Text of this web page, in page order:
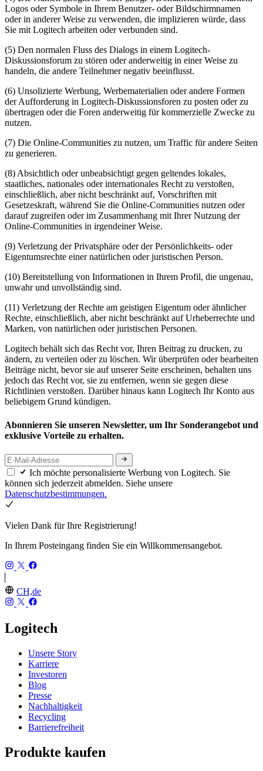
Logos oder Symbole in Ihrem Benutzer- oder Bildschirmnamen
oder in anderer Weise zu verwenden, die implizieren würde, dass
Sie mit Logitech arbeiten oder verbunden sind.
(5) Den normalen Fluss des Dialogs in einem Logitech-
Diskussionsforum zu stören oder anderweitig in einer Weise zu
handeln, die andere Teilnehmer negativ beeinflusst.
(6) Unsolizierte Werbung, Werbematerialien oder andere Formen
der Aufforderung in Logitech-Diskussionsforen zu posten oder zu
übertragen oder die Foren anderweitig für kommerzielle Zwecke zu
nutzen.
(7) Die Online-Communities zu nutzen, um Traffic für andere Seiten
zu generieren.
(8) Absichtlich oder unbeabsichtigt gegen geltendes lokales,
staatliches, nationales oder internationales Recht zu verstoßen,
einschließlich, aber nicht beschränkt auf, Vorschriften mit
Gesetzeskraft, während Sie die Online-Communities nutzen oder
darauf zugreifen oder im Zusammenhang mit Ihrer Nutzung der
Online-Communities in irgendeiner Weise.
(9) Verletzung der Privatsphäre oder der Persönlichkeits- oder
Eigentumsrechte einer natürlichen oder juristischen Person.
(10) Bereitstellung von Informationen in Ihrem Profil, die ungenau,
unwahr und unvollständig sind.
(11) Verletzung der Rechte am geistigen Eigentum oder ähnlicher
Rechte, einschließlich, aber nicht beschränkt auf Urheberrechte und
Marken, von natürlichen oder juristischen Personen.
Logitech behält sich das Recht vor, Ihren Beitrag zu drucken, zu
ändern, zu verteilen oder zu löschen. Wir überprüfen oder bearbeiten
Beiträge nicht, bevor sie auf unserer Seite erscheinen, behalten uns
jedoch das Recht vor, sie zu entfernen, wenn sie gegen diese
Richtlinien verstoßen. Darüber hinaus kann Logitech Ihr Konto aus
beliebigem Grund kündigen.
Abonnieren Sie unseren Newsletter, um Ihr Sonderangebot und
exklusive Vorteile zu erhalten.
Ich möchte personalisierte Werbung von Logitech. Sie
können sich jederzeit abmelden. Siehe unsere
Datenschutzbestimmungen.
Vielen Dank für Ihre Registrierung!
In Ihrem Posteingang finden Sie ein Willkommensangebot.
CH,de
Logitech
Unsere Story
Karriere
Investoren
Blog
Presse
Nachhaltigkeit
Recycling
Barrierefreiheit
Produkte kaufen